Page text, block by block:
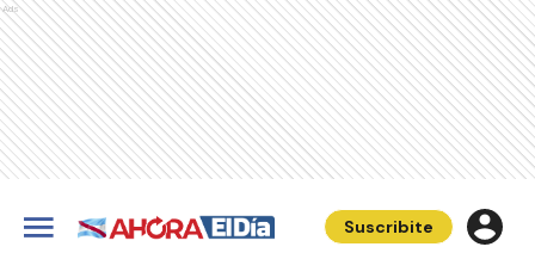
Ads
Suscribite